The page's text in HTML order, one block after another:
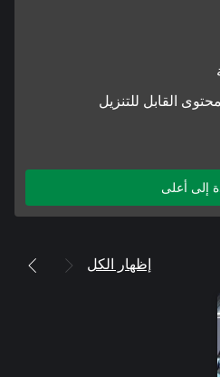
إلى أعلى
إظهار الكل